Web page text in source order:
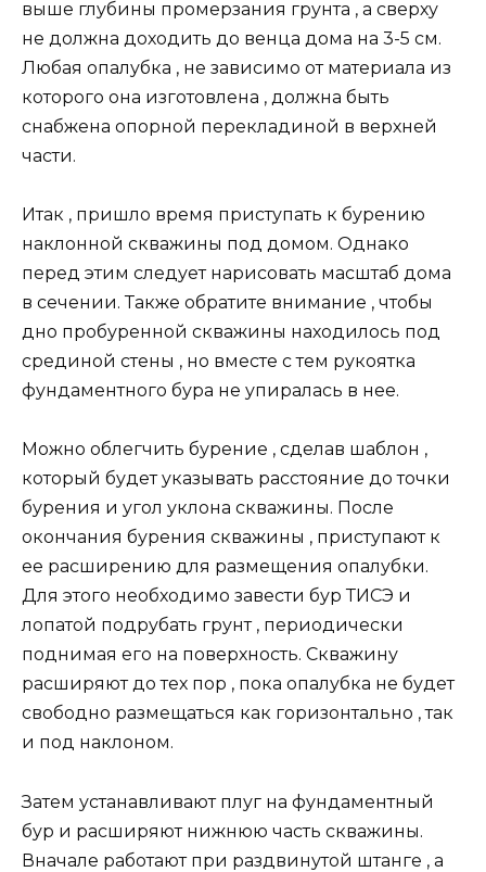
выше глубины промерзания грунта , а сверху
не должна доходить до венца дома на 3-5 см.
Любая опалубка , не зависимо от материала из
которого она изготовлена , должна быть
снабжена опорной перекладиной в верхней
части.
Итак , пришло время приступать к бурению
наклонной скважины под домом. Однако
перед этим следует нарисовать масштаб дома
в сечении. Также обратите внимание , чтобы
дно пробуренной скважины находилось под
срединой стены , но вместе с тем рукоятка
фундаментного бура не упиралась в нее.
Можно облегчить бурение , сделав шаблон ,
который будет указывать расстояние до точки
бурения и угол уклона скважины. После
окончания бурения скважины , приступают к
ее расширению для размещения опалубки.
Для этого необходимо завести бур ТИСЭ и
лопатой подрубать грунт , периодически
поднимая его на поверхность. Скважину
расширяют до тех пор , пока опалубка не будет
свободно размещаться как горизонтально , так
и под наклоном.
Затем устанавливают плуг на фундаментный
бур и расширяют нижнюю часть скважины.
Вначале работают при раздвинутой штанге , а